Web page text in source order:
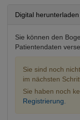
Digital herunterladen
Sie können den
Patientendaten
Sie sind noch
im nächsten
Sie haben noch
Registrierung.